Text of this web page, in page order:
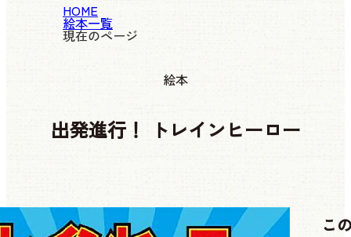
HOME
絵本一覧
現在のページ
絵本
出発進行！ トレインヒーロー
こ